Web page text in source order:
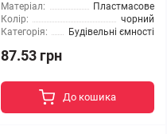
Матеріал:
Пластмасове
Колір:
чорний
Категорія:
Будівельні ємності
87.53 грн
До кошика